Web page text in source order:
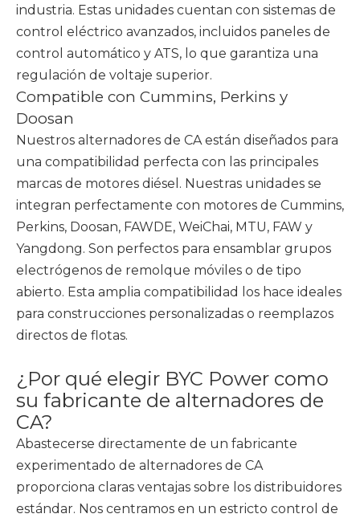
industria. Estas unidades cuentan con sistemas de
control eléctrico avanzados, incluidos paneles de
control automático y ATS, lo que garantiza una
regulación de voltaje superior.
Compatible con Cummins, Perkins y
Doosan
Nuestros alternadores de CA están diseñados para
una compatibilidad perfecta con las principales
marcas de motores diésel. Nuestras unidades se
integran perfectamente con motores de Cummins,
Perkins, Doosan, FAWDE, WeiChai, MTU, FAW y
Yangdong. Son perfectos para ensamblar grupos
electrógenos de remolque móviles o de tipo
abierto. Esta amplia compatibilidad los hace ideales
para construcciones personalizadas o reemplazos
directos de flotas.
¿Por qué elegir BYC Power como
su fabricante de alternadores de
CA?
Abastecerse directamente de un fabricante
experimentado de alternadores de CA
proporciona claras ventajas sobre los distribuidores
estándar. Nos centramos en un estricto control de